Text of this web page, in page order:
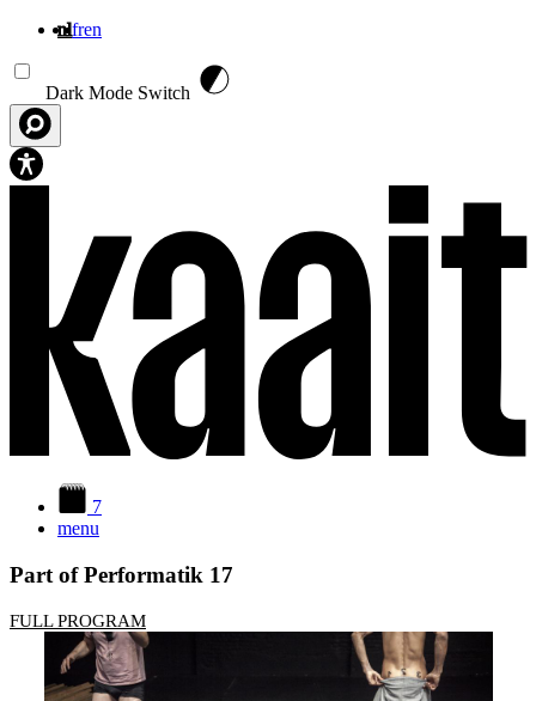
nlfren
Dark Mode Switch
7
menu
Part of Performatik 17
FULL PROGRAM